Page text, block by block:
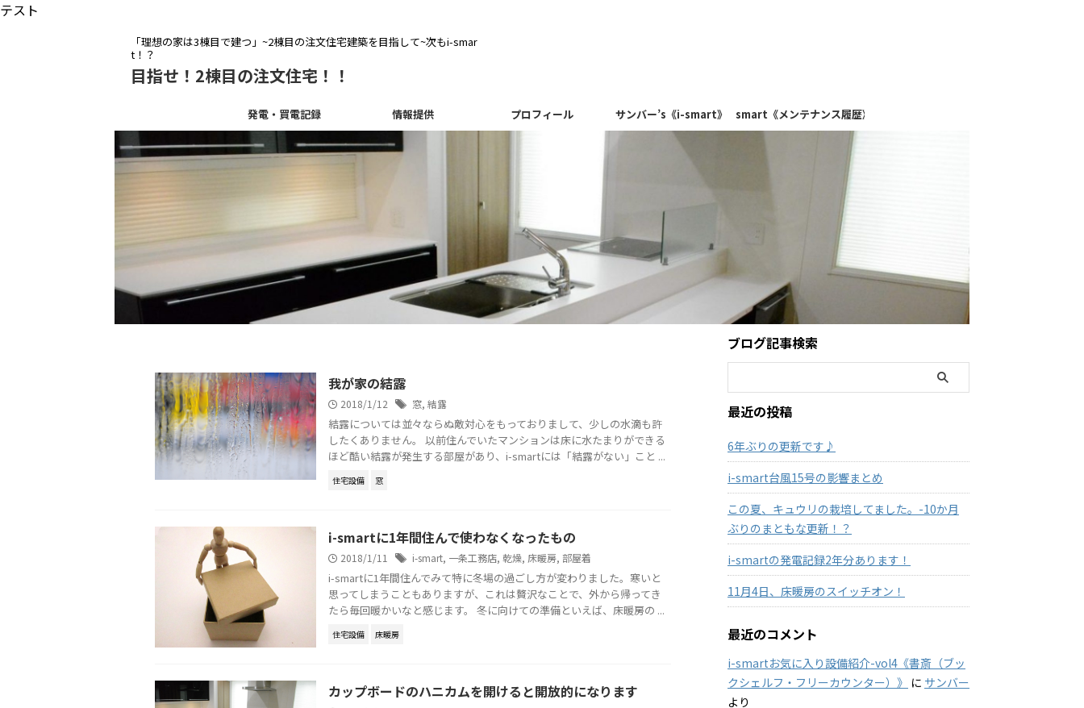
テスト
「理想の家は3棟目で建つ」~2棟目の注文住宅建築を目指して~次もi-smar
t！？
目指せ！2棟目の注文住宅！！
発電・買電記録 情報提供 プロフィール サンバー’s《i-smart》 i-smart《メンテナンス履歴》
我が家の結露
2018/1/12 窓, 結露
結露については並々ならぬ敵対心をもっておりまして、少しの水滴も許
したくありません。 以前住んでいたマンションは床に水たまりができる
ほど酷い結露が発生する部屋があり、i-smartには「結露がない」こと ...
住宅設備 窓
i-smartに1年間住んで使わなくなったもの
2018/1/11 i-smart, 一条工務店, 乾燥, 床暖房, 部屋着
i-smartに1年間住んでみて特に冬場の過ごし方が変わりました。寒いと
思ってしまうこともありますが、これは贅沢なことで、外から帰ってき
たら毎回暖かいなと感じます。 冬に向けての準備といえば、床暖房の ...
住宅設備 床暖房
カップボードのハニカムを開けると開放的になります
ブログ記事検索
最近の投稿
6年ぶりの更新です♪
i-smart台風15号の影響まとめ
この夏、キュウリの栽培してました。-10か月
ぶりのまともな更新！？
i-smartの発電記録2年分あります！
11月4日、床暖房のスイッチオン！
最近のコメント
i-smartお気に入り設備紹介-vol4《書斎（ブッ
クシェルフ・フリーカウンター）》 に サンバー
より